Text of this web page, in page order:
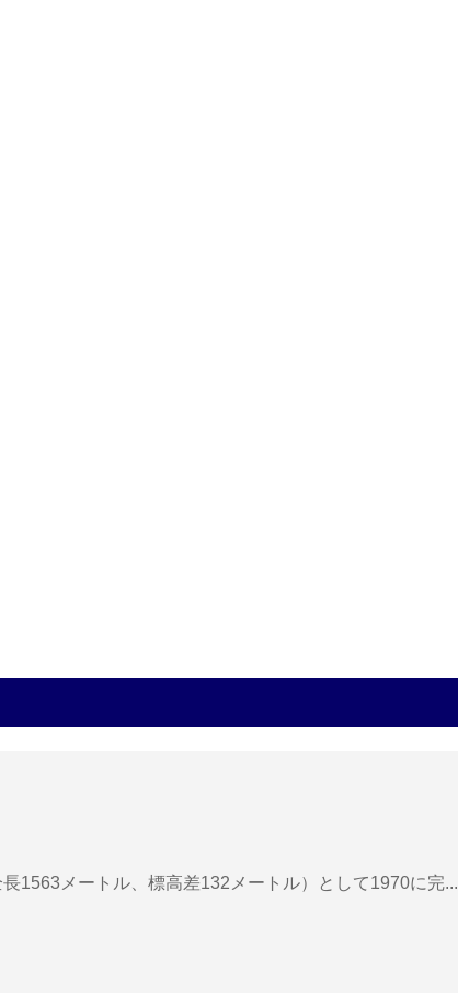
1563メートル、標高差132メートル）として1970に完...